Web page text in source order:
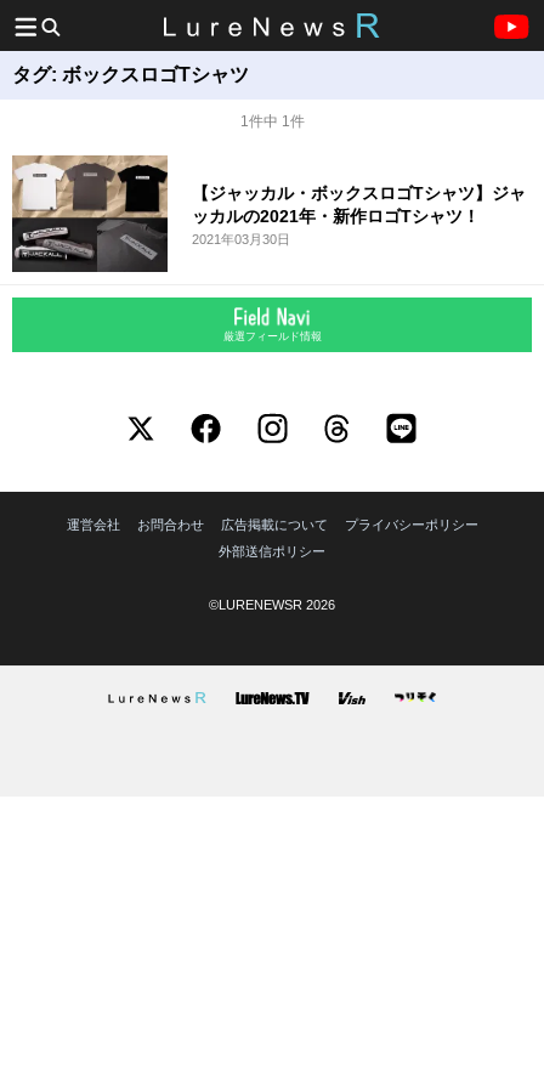
タグ: ボックスロゴTシャツ
1件中 1件
【ジャッカル・ボックスロゴTシャツ】ジャ
ッカルの2021年・新作ロゴTシャツ！
2021年03月30日
厳選フィールド情報
運営会社 お問合わせ 広告掲載について
プライバシーポリシー
外部送信ポリシー
©LURENEWSR 2026